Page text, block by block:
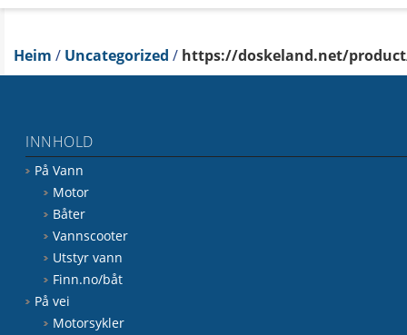
Heim / Uncategorized / https://doskeland.net/
INNHOLD
På Vann
Motor
Båter
Vannscooter
Utstyr vann
Finn.no/båt
På vei
Motorsykler